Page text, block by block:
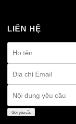
LIÊN HỆ